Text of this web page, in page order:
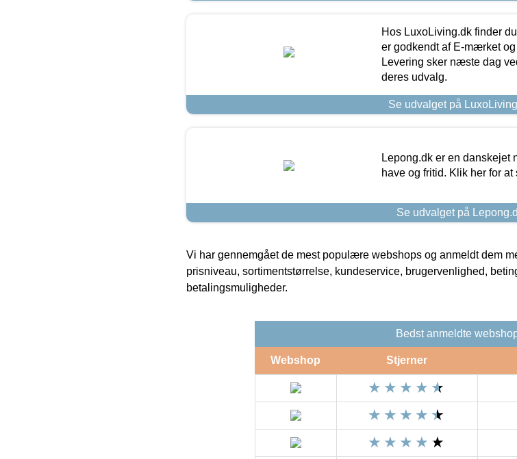
Hos LuxoLiving.dk finder
er godkendt af E-mærket
Levering sker næste dag
deres udvalg.
Se udvalget på
Lepong.dk er en danskejet
have og fritid. Klik her for
Se udvalget på
Vi har gennemgået de mest populære webshops og anmeldt dem
prisniveau, sortimentstørrelse, kundeservice, brugervenlighed,
betalingsmuligheder.
Bedst anmeldte
Webshop Stjerner